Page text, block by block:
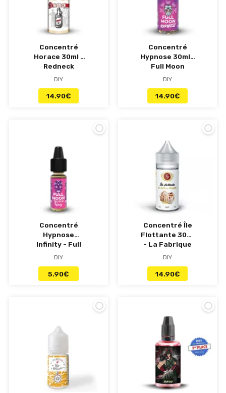
Concentré
Horace 30ml -
Redneck
DIY
14.90€
Concentré
Hypnose 30ml -
Full Moon
DIY
14.90€
Concentré
Hypnose
Infinity - Full
Moon
DIY
5.90€
Concentré Île
Flottante 30ml
- La Fabrique
Française
DIY
14.90€